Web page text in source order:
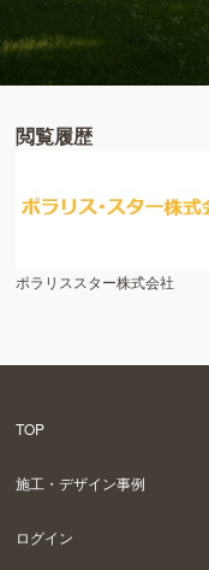
閲覧履歴
ポラリススター株式会社
TOP
施工・デザイン事例
ログイン